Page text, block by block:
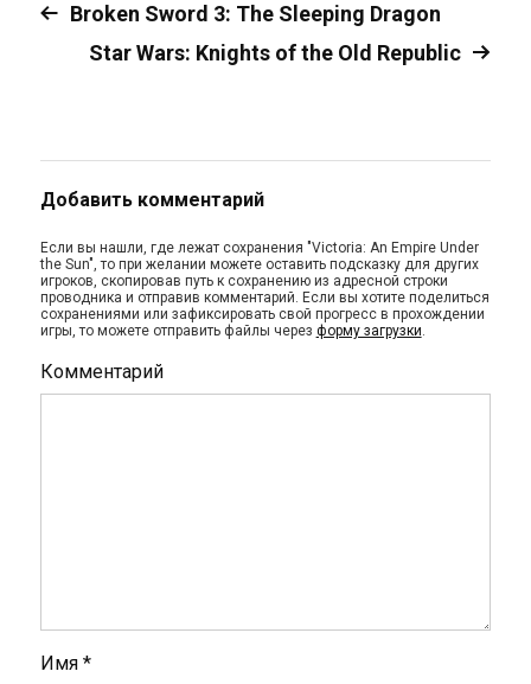
Broken Sword 3: The Sleeping Dragon
Star Wars: Knights of the Old Republic
Добавить комментарий
Если вы нашли, где лежат сохранения "Victoria: An Empire Under
the Sun", то при желании можете оставить подсказку для других
игроков, скопировав путь к сохранению из адресной строки
проводника и отправив комментарий. Если вы хотите поделиться
сохранениями или зафиксировать свой прогресс в прохождении
игры, то можете отправить файлы через форму загрузки.
Комментарий
Имя *